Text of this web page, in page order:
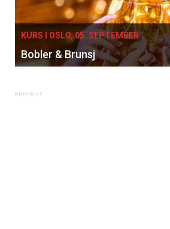
KURS I OSLO, 05. SEPTEMBER
Bobler & Brunsj